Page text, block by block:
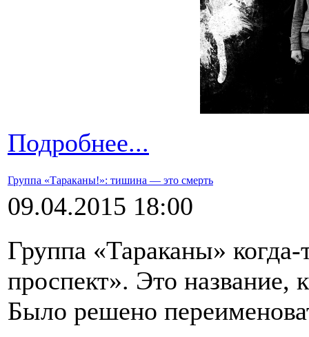
Подробнее...
Группа «Тараканы!»: тишина — это смерть
09.04.2015 18:00
Группа «Тараканы»
проспект». Это
Было решено